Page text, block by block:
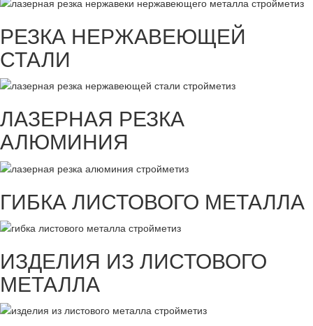
РЕЗКА НЕРЖАВЕЮЩЕЙ
СТАЛИ
ЛАЗЕРНАЯ РЕЗКА
АЛЮМИНИЯ
ГИБКА ЛИСТОВОГО МЕТАЛЛА
ИЗДЕЛИЯ ИЗ ЛИСТОВОГО
МЕТАЛЛА